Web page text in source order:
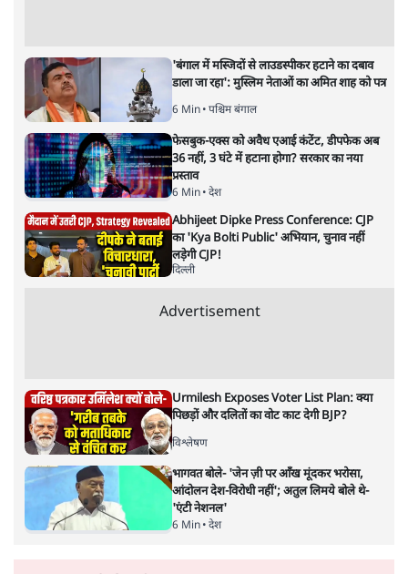
'बंगाल में मस्जिदों से लाउडस्पीकर हटाने का दबाव
डाला जा रहा': मुस्लिम नेताओं का अमित शाह को पत्र
6 Min• पश्चिम बंगाल
फेसबुक-एक्स को अवैध एआई कंटेंट, डीपफेक अब
36 नहीं, 3 घंटे में हटाना होगा? सरकार का नया
प्रस्ताव
6 Min• देश
Abhijeet Dipke Press Conference: CJP
का 'Kya Bolti Public' अभियान, चुनाव नहीं
लड़ेगी CJP!
दिल्ली
Advertisement
Urmilesh Exposes Voter List Plan: क्या
पिछड़ों और दलितों का वोट काट देगी BJP?
विश्लेषण
भागवत बोले- 'जेन ज़ी पर आँख मूंदकर भरोसा,
आंदोलन देश-विरोधी नहीं'; अतुल लिमये बोले थे-
'एंटी नेशनल'
6 Min• देश